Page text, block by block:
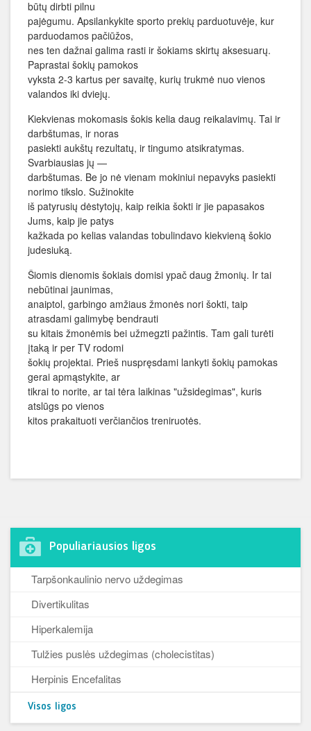
būtų dirbti pilnu
pajėgumu. Apsilankykite sporto prekių parduotuvėje, kur
parduodamos pačiūžos,
nes ten dažnai galima rasti ir šokiams skirtų aksesuarų.
Paprastai šokių pamokos
vyksta 2-3 kartus per savaitę, kurių trukmė nuo vienos
valandos iki dviejų.
Kiekvienas mokomasis šokis kelia daug reikalavimų. Tai ir
darbštumas, ir noras
pasiekti aukštų rezultatų, ir tingumo atsikratymas.
Svarbiausias jų —
darbštumas. Be jo nė vienam mokiniui nepavyks pasiekti
norimo tikslo. Sužinokite
iš patyrusių dėstytojų, kaip reikia šokti ir jie papasakos
Jums, kaip jie patys
kažkada po kelias valandas tobulindavo kiekvieną šokio
judesiuką.
Šiomis dienomis šokiais domisi ypač daug žmonių. Ir tai
nebūtinai jaunimas,
anaiptol, garbingo amžiaus žmonės nori šokti, taip
atrasdami galimybę bendrauti
su kitais žmonėmis bei užmegzti pažintis. Tam gali turėti
įtaką ir per TV rodomi
šokių projektai. Prieš nuspręsdami lankyti šokių pamokas
gerai apmąstykite, ar
tikrai to norite, ar tai tėra laikinas "užsidegimas", kuris
atslūgs po vienos
kitos prakaituoti verčiančios treniruotės.
Populiariausios ligos
Tarpšonkaulinio nervo uždegimas
Divertikulitas
Hiperkalemija
Tulžies puslės uždegimas (cholecistitas)
Herpinis Encefalitas
Visos ligos